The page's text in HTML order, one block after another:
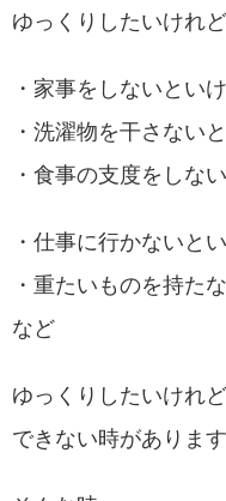
ゆっくりしたいけれど
・家事をしないとい
・洗濯物を干さない
・食事の支度をしな
・仕事に行かないと
・重たいものを持た
など
ゆっくりしたいけれど
できない時があります